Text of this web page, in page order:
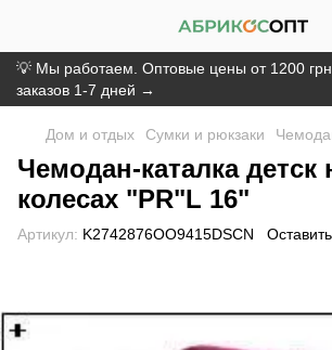
💡 Мы работаем. Оптовые цены от 1200
заказов 1-7 дней →
Дом и отдых Сумки и рюкзаки
Чемодан-каталка детск
колесах "PR"L 16"
Артикул: K2742876OO9415DSCN